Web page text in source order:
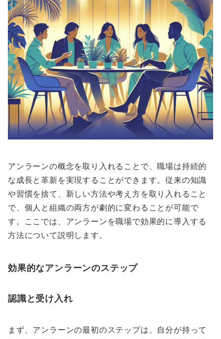
アンラーンの概念を取り入れることで、職場は持続的
な成長と革新を実現することができます。従来の知識
や習慣を捨て、新しい方法や考え方を取り入れること
で、個人と組織の両方が劇的に変わることが可能で
す。ここでは、アンラーンを職場で効果的に導入する
方法について説明します。
効果的なアンラーンのステップ
認識と受け入れ
まず、アンラーンの最初のステップは、自分が持って